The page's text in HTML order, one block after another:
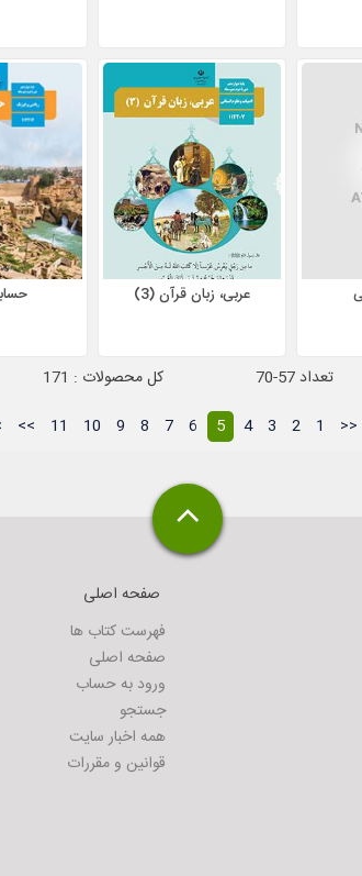
عربی، زبان قرآن (3)
تعداد 57-70
کل محصولات : 171
<<
1
2
3
4
5
6
7
8
9
10
11
>>
صفحه اصلی
فهرست کتاب ها
صفحه اصلی
ورود به حساب
جستجو
همه اخبار سایت
قوانین و مقررات